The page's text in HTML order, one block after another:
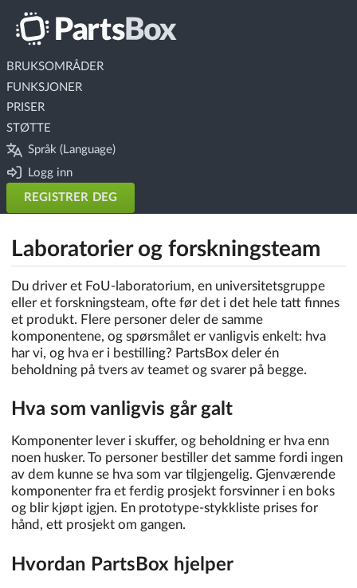
BRUKSOMRÅDER
FUNKSJONER
PRISER
STØTTE
Språk (Language)
Logg inn
REGISTRER DEG
Laboratorier og forskningsteam
Du driver et FoU-laboratorium, en universitetsgruppe
eller et forskningsteam, ofte før det i det hele tatt finnes
et produkt. Flere personer deler de samme
komponentene, og spørsmålet er vanligvis enkelt: hva
har vi, og hva er i bestilling? PartsBox deler én
beholdning på tvers av teamet og svarer på begge.
Hva som vanligvis går galt
Komponenter lever i skuffer, og beholdning er hva enn
noen husker. To personer bestiller det samme fordi ingen
av dem kunne se hva som var tilgjengelig. Gjenværende
komponenter fra et ferdig prosjekt forsvinner i en boks
og blir kjøpt igjen. En prototype-stykkliste prises for
hånd, ett prosjekt om gangen.
Hvordan PartsBox hjelper